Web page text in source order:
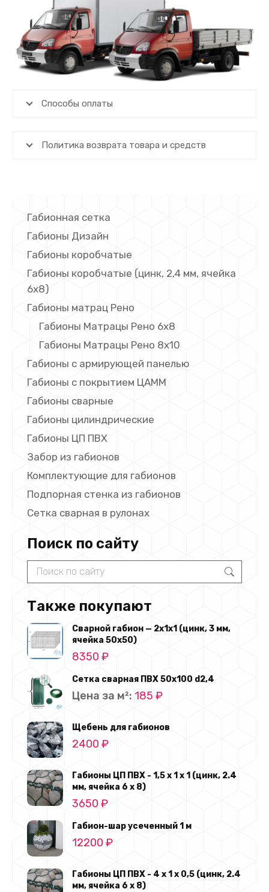
Способы оплаты
Политика возврата товара и средств
Габионная сетка
Габионы Дизайн
Габионы коробчатые
Габионы коробчатые (цинк, 2,4 мм, ячейка
6х8)
Габионы матрац Рено
Габионы Матрацы Рено 6х8
Габионы Матрацы Рено 8х10
Габионы с армирующей панелью
Габионы с покрытием ЦАММ
Габионы сварные
Габионы цилиндрические
Габионы ЦП ПВХ
Забор из габионов
Комплектующие для габионов
Подпорная стенка из габионов
Сетка сварная в рулонах
Поиск по сайту
Search:
Также покупают
Сварной габион — 2х1х1 (цинк, 3 мм,
ячейка 50х50)
8350 ₽
Сетка сварная ПВХ 50х100 d2,4
Цена за м²: 185 ₽
Щебень для габионов
2400 ₽
Габионы ЦП ПВХ - 1,5 х 1 х 1 (цинк, 2.4
мм, ячейка 6 х 8)
3650 ₽
Габион-шар усеченный 1 м
12200 ₽
Габионы ЦП ПВХ - 4 х 1 х 0,5 (цинк, 2.4
мм, ячейка 6 х 8)